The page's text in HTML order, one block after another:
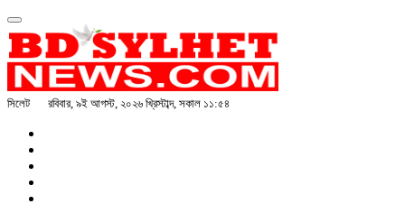
সিলেট রবিবার, ৯ই আগস্ট, ২০২৬ খ্রিস্টাব্দ, সকাল ১১:৫৪